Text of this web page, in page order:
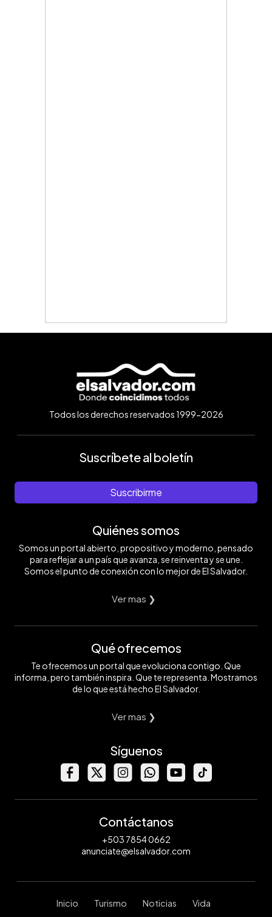
Todos los derechos reservados 1999-2026
Suscríbete al boletín
Suscribirme
Quiénes somos
Somos un portal abierto, propositivo y moderno, pensado
para reflejar a un país que avanza, se reinventa y se une.
Somos el punto de conexión con lo mejor de El Salvador.
Ver mas ❯
Qué ofrecemos
Te ofrecemos un portal que evoluciona contigo. Que
informa, pero también inspira. Que te representa. Mostramos
de lo que está hecho El Salvador.
Ver mas ❯
Síguenos
Contáctanos
+503 7854 0662
anunciate@elsalvador.com
Inicio Turismo Noticias Vida